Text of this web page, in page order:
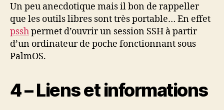
Un peu anecdotique mais il bon de rappeller
que les outils libres sont très portable… En effet
psshpermet d’ouvrir un session SSH à partir
d’un ordinateur de poche fonctionnant sous
PalmOS.
4 – Liens et informations